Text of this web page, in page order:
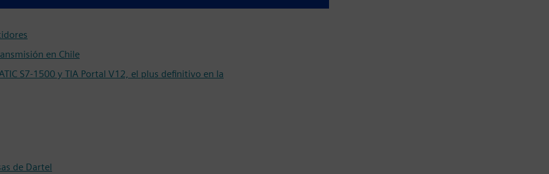
en Chile
S7-1500 y TIA Portal V12, el plus definitivo en la
de Dartel